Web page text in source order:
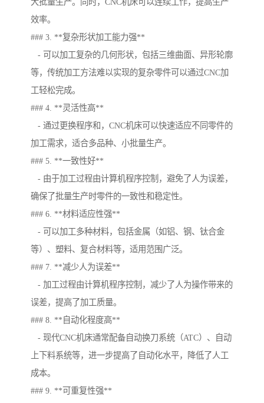
大批量生产。同时，CNC机床可以连续工作，提高生产
效率。
### 3. **复杂形状加工能力强**
- 可以加工复杂的几何形状，包括三维曲面、异形轮廓
等，传统加工方法难以实现的复杂零件可以通过CNC加
工轻松完成。
### 4. **灵活性高**
- 通过更换程序和，CNC机床可以快速适应不同零件的
加工需求，适合多品种、小批量生产。
### 5. **一致性好**
- 由于加工过程由计算机程序控制，避免了人为误差，
确保了批量生产时零件的一致性和稳定性。
### 6. **材料适应性强**
- 可以加工多种材料，包括金属（如铝、钢、钛合金
等）、塑料、复合材料等，适用范围广泛。
### 7. **减少人为误差**
- 加工过程由计算机程序控制，减少了人为操作带来的
误差，提高了加工质量。
### 8. **自动化程度高**
- 现代CNC机床通常配备自动换刀系统（ATC）、自动
上下料系统等，进一步提高了自动化水平，降低了人工
成本。
### 9. **可重复性强**